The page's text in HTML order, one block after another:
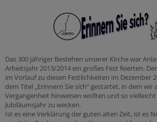
Das 300 jähriger Bestehen unserer Kirche war
Arbeitsjahr 2013/2014 ein großes Fest feierten.
im Vorlauf zu diesen Festlichkeiten im Dezember
dem Titel „Erinnern Sie sich“ gestartet, in dem wir
Vergangenheit hinweisen wollten und so
Jubiläumsjahr zu wecken.
Ist es eine Verklärung der guten alten Zeit, ist es